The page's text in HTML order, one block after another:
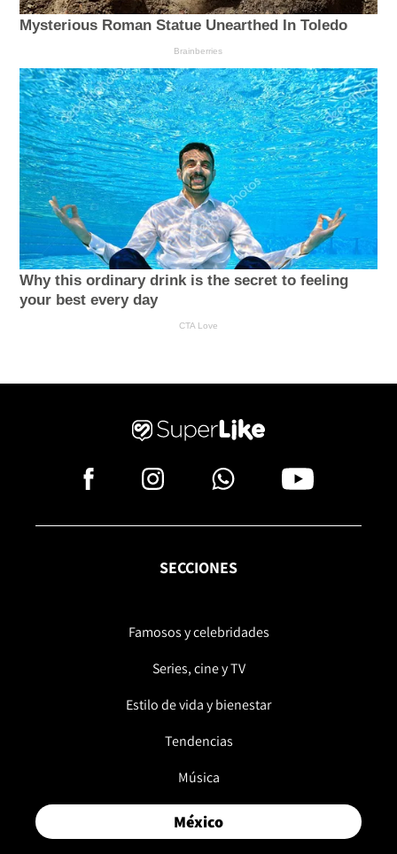
SECCIONES
Famosos y celebridades
Series, cine y TV
Estilo de vida y bienestar
Tendencias
Música
México